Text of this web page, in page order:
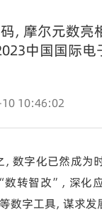
，摩尔元数亮
中国国际电
10 10:46:02
数字化已然成为
转智改”，深化
数字工具，谋求发